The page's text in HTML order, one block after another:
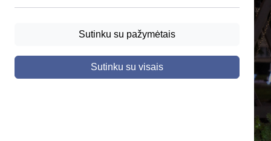
Sutinku su pažymėtais
Sutinku su visais